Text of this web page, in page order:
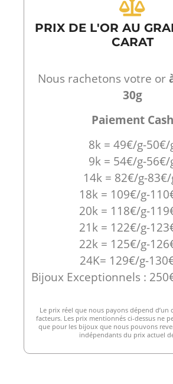
PRIX DE L'OR AU
CARAT
Nous rachetons votre or
30g
Paiement Cash
8k = 49€/g-50€/
9k = 54€/g-56€/
14k = 82€/g-
18k = 109€/g-
20k = 118€/g-
21k = 122€/g-
22k = 125€/g-
24K= 129€/g-
Bijoux Exceptionnels :
Le prix réel que nous payons dépend d’un
facteurs. Les prix mentionnés ci-dessus ne
que pour les bijoux que nous pouvons
indépendants du prix actuel